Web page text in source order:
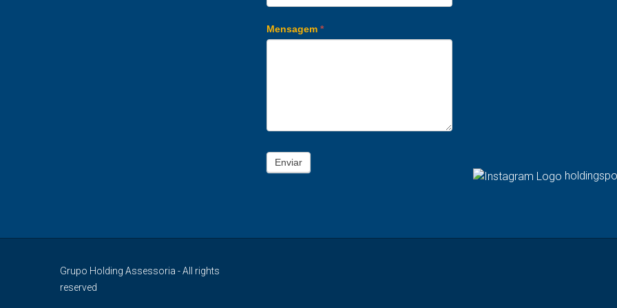
Mensagem *
Enviar
Grupo Holding Assessoria - All rights
reserved